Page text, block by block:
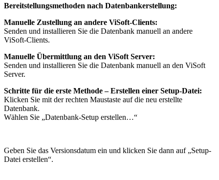
Bereitstellungsmethoden nach Datenbankerstellung:
Manuelle Zustellung an andere ViSoft-Clients:
Senden und installieren Sie die Datenbank manuell an andere
ViSoft-Clients.
Manuelle Übermittlung an den ViSoft Server:
Senden und installieren Sie die Datenbank manuell an den ViSoft
Server.
Schritte für die erste Methode – Erstellen einer Setup-Datei:
Klicken Sie mit der rechten Maustaste auf die neu erstellte
Datenbank.
Wählen Sie „Datenbank-Setup erstellen…“
Geben Sie das Versionsdatum ein und klicken Sie dann auf „Setup-
Datei erstellen“.